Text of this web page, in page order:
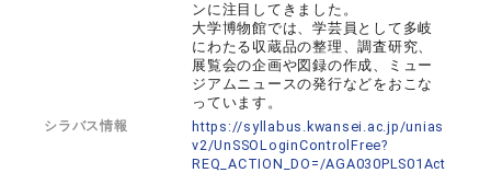
ンに注目してきました。
大学博物館では、学芸員として多岐
にわたる収蔵品の整理、調査研究、
展覧会の企画や図録の作成、ミュー
ジアムニュースの発行などをおこな
っています。
シラバス情報
https://syllabus.kwansei.ac.jp/unias
v2/UnSSOLoginControlFree?
REQ_ACTION_DO=/AGA030PLS01Act